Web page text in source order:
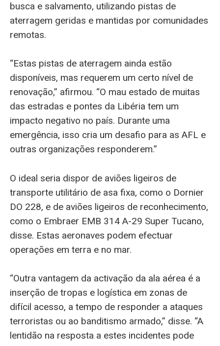
busca e salvamento, utilizando pistas de
aterragem geridas e mantidas por comunidades
remotas.
“Estas pistas de aterragem ainda estão
disponíveis, mas requerem um certo nível de
renovação,” afirmou. “O mau estado de muitas
das estradas e pontes da Libéria tem um
impacto negativo no país. Durante uma
emergência, isso cria um desafio para as AFL e
outras organizações responderem.”
O ideal seria dispor de aviões ligeiros de
transporte utilitário de asa fixa, como o Dornier
DO 228, e de aviões ligeiros de reconhecimento,
como o Embraer EMB 314 A-29 Super Tucano,
disse. Estas aeronaves podem efectuar
operações em terra e no mar.
“Outra vantagem da activação da ala aérea é a
inserção de tropas e logística em zonas de
difícil acesso, a tempo de responder a ataques
terroristas ou ao banditismo armado,” disse. “A
lentidão na resposta a estes incidentes pode